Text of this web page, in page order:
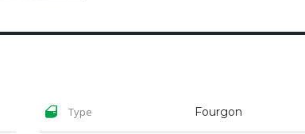
Type Fourgon